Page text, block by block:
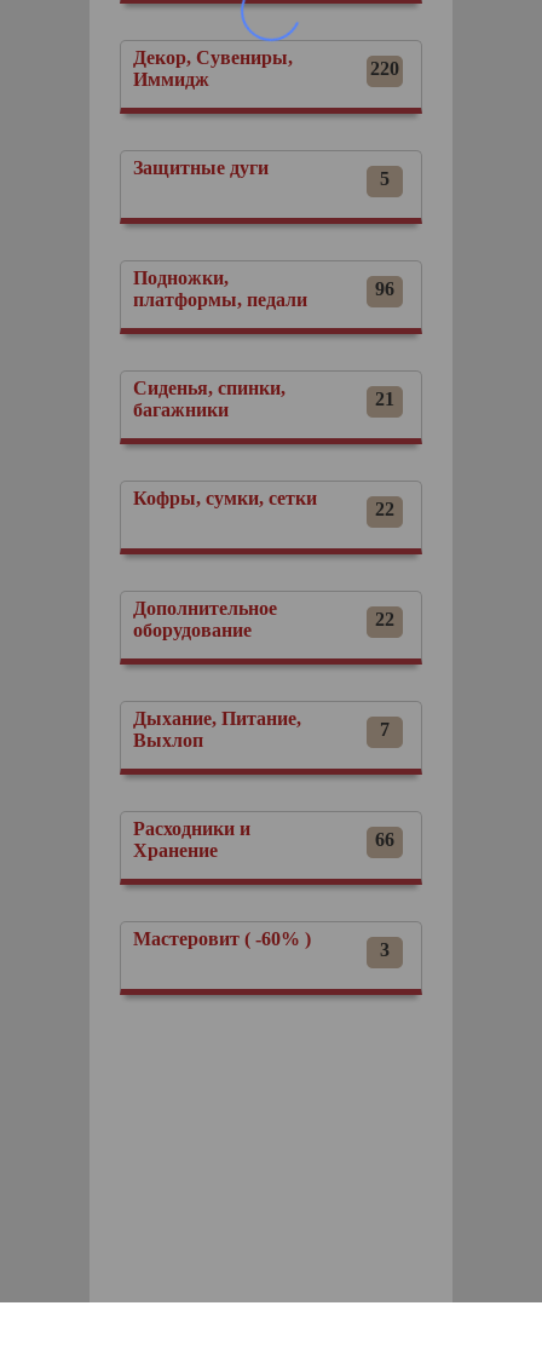
Декор, Сувениры,
Иммидж
220
Защитные дуги
5
Подножки,
платформы, педали
96
Сиденья, спинки,
багажники
21
Кофры, сумки, сетки
22
Дополнительное
оборудование
22
Дыхание, Питание,
Выхлоп
7
Расходники и
Хранение
66
Мастеровит ( -60% )
3